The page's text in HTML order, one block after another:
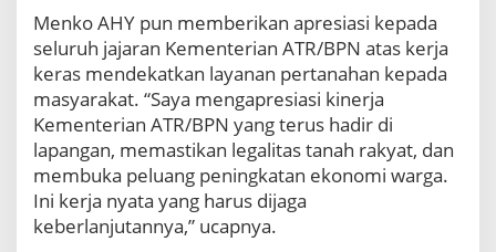
a
h
k
a
n
a
n
g
s
u
Menko AHY pun memberikan apresiasi kepada
seluruh jajaran Kementerian ATR/BPN atas kerja
keras mendekatkan layanan pertanahan kepada
masyarakat. “Saya mengapresiasi kinerja
Kementerian ATR/BPN yang terus hadir di
lapangan, memastikan legalitas tanah rakyat, dan
membuka peluang peningkatan ekonomi warga.
Ini kerja nyata yang harus dijaga
keberlanjutannya,” ucapnya.